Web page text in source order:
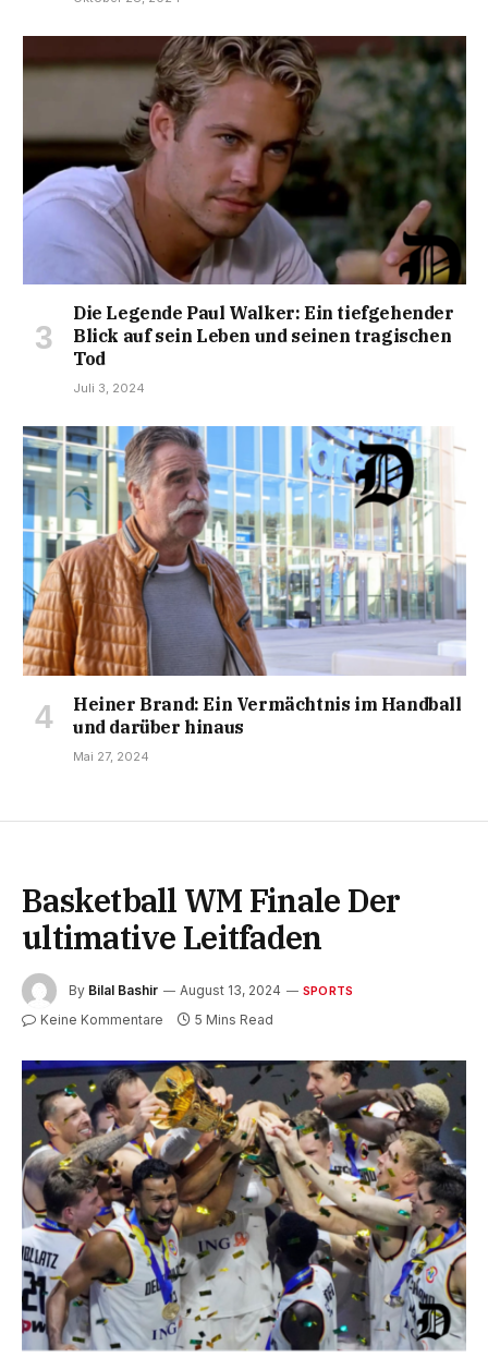
Die Legende Paul Walker: Ein tiefgehender
Blick auf sein Leben und seinen tragischen
Tod
Juli 3, 2024
Heiner Brand: Ein Vermächtnis im Handball
und darüber hinaus
Mai 27, 2024
Basketball WM Finale Der
ultimative Leitfaden
By Bilal Bashir August 13, 2024 SPORTS
Keine Kommentare 5 Mins Read